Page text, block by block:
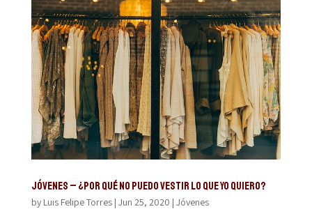
JÓVENES – ¿POR QUÉ NO PUEDO VESTIR LO QUE YO QUIERO?
by Luis Felipe Torres| Jun 25, 2020 | Jóvenes